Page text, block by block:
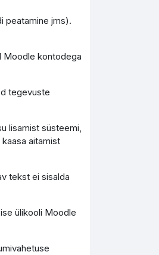
peatamine jms).
Moodle kontodega
tegevuste
lisamist süsteemi,
aitamist
tekst ei sisalda
ülikooli Moodle